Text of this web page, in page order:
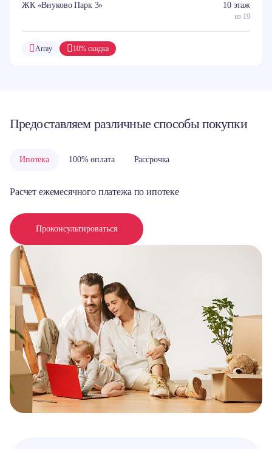
ЖК «Внуково Парк 3» 10 этаж
из 19
10% скидка
Array
Предоставляем различные способы покупки
Ипотека 100% оплата Рассрочка
Расчет ежемесячного платежа по ипотеке
Проконсультироваться